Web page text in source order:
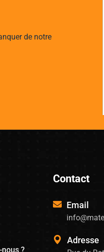
de notre
?
Contact
Email
Adresse